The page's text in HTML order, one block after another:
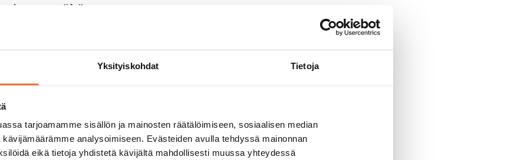
Yksityiskohdat Tietoja
tarjoamamme sisällön ja mainosten räätälöimiseen, sosiaalisen median
analysoimiseen. Evästeiden avulla tehdyssä mainonnan
eikä tietoja yhdistetä kävijältä mahdollisesti muussa yhteydessä
tähän asuntoon.
300 euron varausmaksun
sinulle kokonaisuudessaan
jos koti ei vastaa
sinulle
arkipäivänä.